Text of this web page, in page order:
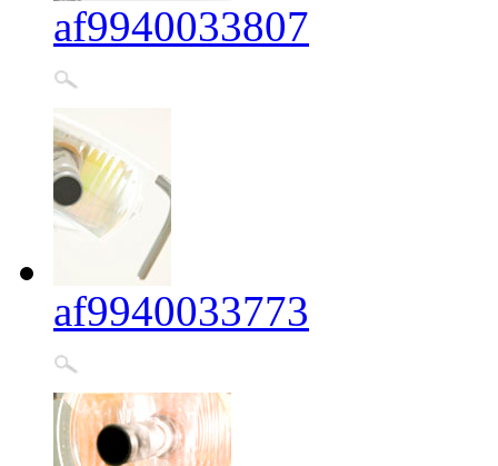
af9940033807
af9940033773